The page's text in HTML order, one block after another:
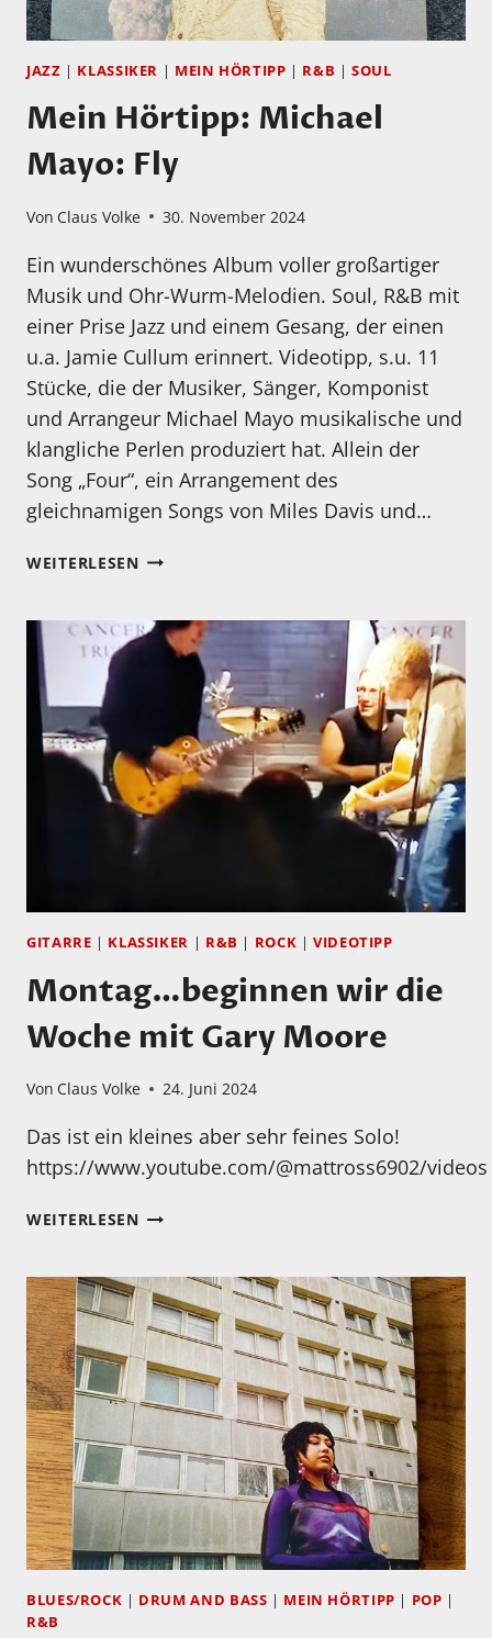
JAZZ | KLASSIKER | MEIN HÖRTIPP | R&B |SOUL
Mein Hörtipp: Michael
Mayo: Fly
Von Claus Volke 30. November 2024
Ein wunderschönes Album voller großartiger
Musik und Ohr-Wurm-Melodien. Soul, R&B mit
einer Prise Jazz und einem Gesang, der einen
u.a. Jamie Cullum erinnert. Videotipp, s.u. 11
Stücke, die der Musiker, Sänger, Komponist
und Arrangeur Michael Mayo musikalische und
klangliche Perlen produziert hat. Allein der
Song „Four“, ein Arrangement des
gleichnamigen Songs von Miles Davis und…
WEITERLESENMEIN
MAYO:
GITARRE KLASSIKER R&B ROCK |VIDEOTIPP
Montag…beginnen wir die
Woche mit Gary Moore
Von Claus Volke 24. Juni 2024
Das ist ein kleines aber sehr feines Solo!
https://www.youtube.com/@mattross6902/videos
WEITERLESENMONTAG…
DIE
WOCHE
MIT
GARY
MOORE
BLUES/ROCK | DRUM AND BASS | MEIN HÖRTIPP | POP |
R&B